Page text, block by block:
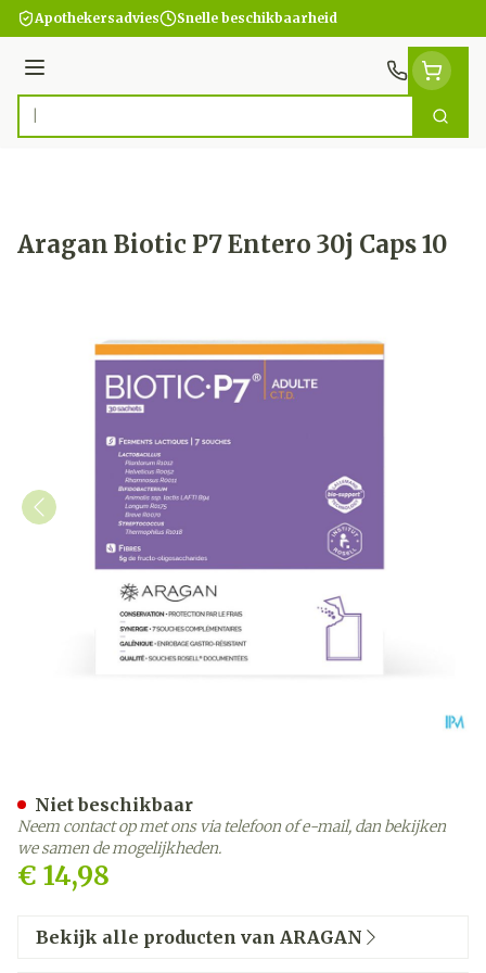
Ga naar de inhoud
Apothekersadvies Snelle beschikbaarheid
Menu
Product, merk, categorie... Zoek
Aragan Biotic P7 Entero 30j Caps 10
€ 14,98
Niet beschikbaar
Neem contact op met ons via telefoon of e-mail, dan bekijken
we samen de mogelijkheden.
Bekijk alle producten van ARAGAN